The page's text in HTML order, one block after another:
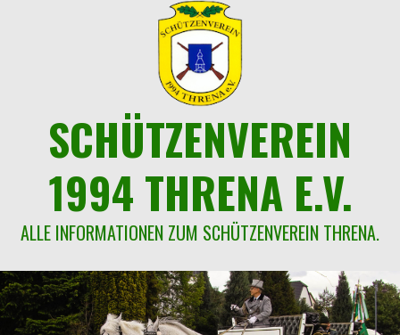
SCHÜTZENVEREIN
1994 THRENA E.V.
ALLE INFORMATIONEN ZUM SCHÜTZENVEREIN THRENA.